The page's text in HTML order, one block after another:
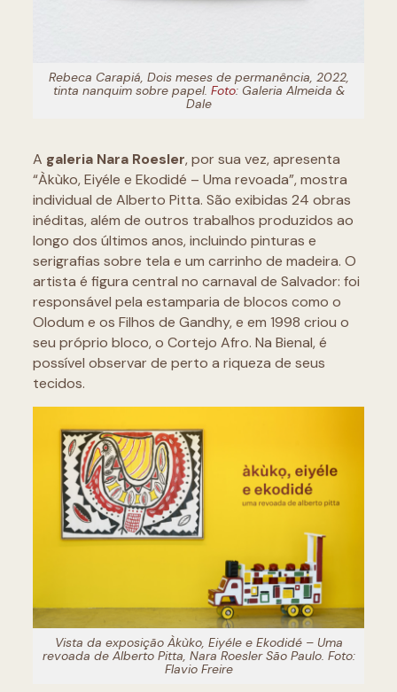
Rebeca Carapiá, Dois meses de permanência, 2022,
tinta nanquim sobre papel. Foto: Galeria Almeida &
Dale
A galeria Nara Roesler, por sua vez, apresenta
“Àkùko, Eiyéle e Ekodidé – Uma revoada”, mostra
individual de Alberto Pitta. São exibidas 24 obras
inéditas, além de outros trabalhos produzidos ao
longo dos últimos anos, incluindo pinturas e
serigrafias sobre tela e um carrinho de madeira. O
artista é figura central no carnaval de Salvador: foi
responsável pela estamparia de blocos como o
Olodum e os Filhos de Gandhy, e em 1998 criou o
seu próprio bloco, o Cortejo Afro. Na Bienal, é
possível observar de perto a riqueza de seus
tecidos.
Vista da exposição Àkùko, Eiyéle e Ekodidé – Uma
revoada de Alberto Pitta, Nara Roesler São Paulo. Foto:
Flavio Freire